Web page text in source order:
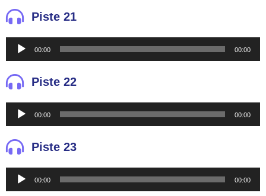
audio
Piste 21
Reproductor
de
audio
00:00 00:00
Piste 22
Reproductor
de
audio
00:00 00:00
Piste 23
Reproductor
de
00:00 00:00